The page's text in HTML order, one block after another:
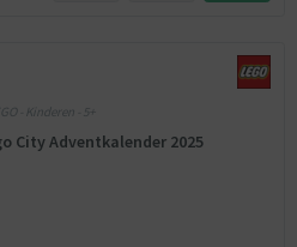
- Kinderen - 5+
City Adventkalender 2025